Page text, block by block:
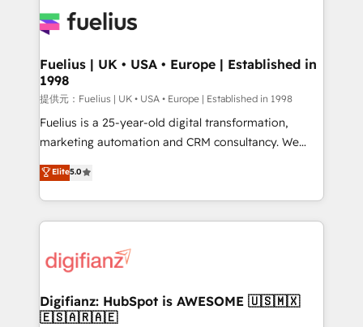
for you and execute it on HubSpot. We are on the
framework, meaning we've been accredited by
HubSpot and vetted by the CCS, which means we
can support public sector companies as well the
other ones listed in our profile. Our services: -
HubSpot implementation - HubSpot CMS website
is there for you to: - Grow revenue, and run your
business more efficiently - Build stronger
more people - Get the most out of your HubSpot
investment
Fuelius | UK • USA • Europe | Established in
1998
提供元：Fuelius | UK • USA • Europe | Established in 1998
Fuelius is a 25-year-old digital transformation,
marketing automation and CRM consultancy. We
enable mid-market and enterprise clients to
maximise their return from digital and fuel their
growth. We modernise platforms, streamline
operations that are causing inefficiencies, improve
supercharge revenue operations Key services: • CRM
Transformation / Web Development • RevOps &
Sales Consulting • Marketing Automation What
Elite5.0
Digifianz: HubSpot is AWESOME 🇺🇸🇲🇽
🇪🇸🇦🇷🇦🇪